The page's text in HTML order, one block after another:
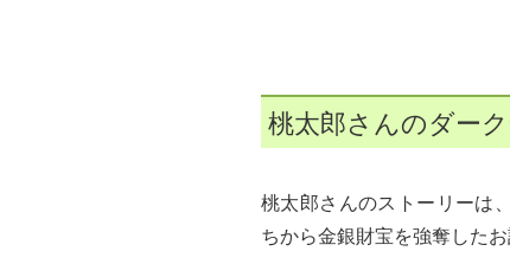
桃太郎さんのダーク
桃太郎さんのストーリーは
ちから金銀財宝を強奪した